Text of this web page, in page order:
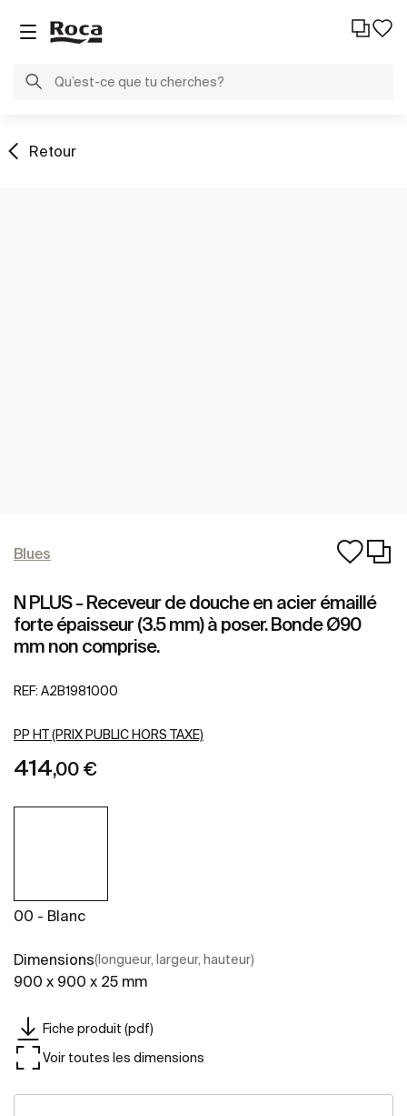
Retour
Blues
N PLUS - Receveur de douche en acier émaillé
forte épaisseur (3.5 mm) à poser. Bonde Ø90
mm non comprise.
REF: A2B1981000
PP HT (PRIX PUBLIC HORS TAXE)
414,00 €
00 - Blanc
Dimensions(longueur, largeur, hauteur)
900 x 900 x 25 mm
Fiche produit (pdf)
Voir toutes les dimensions